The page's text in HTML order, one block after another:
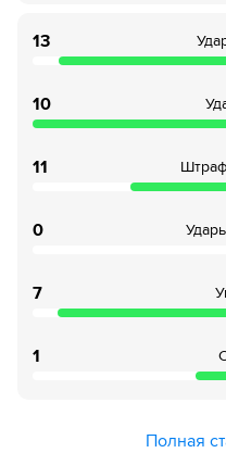
13
10
11
0
7
1
Полная